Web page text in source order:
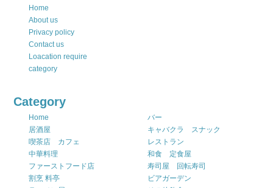
Home
About us
Privacy policy
Contact us
Loacation require
category
Category
Home
バー
居酒屋
キャバクラ スナック
喫茶店 カフェ
レストラン
中華料理
和食 定食屋
ファーストフード店
寿司屋 回転寿司
割烹 料亭
ビアガーデン